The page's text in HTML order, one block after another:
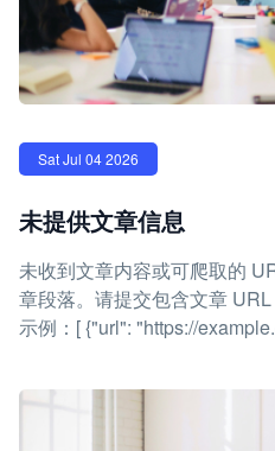
Sat Jul 04 2026
未提供文章信息
未收到文章内容或可爬取的
章段落。请提交包含文章
示例：[ {"url": "https://